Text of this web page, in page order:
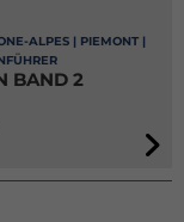
ALPES | PIEMONT |
BAND 2